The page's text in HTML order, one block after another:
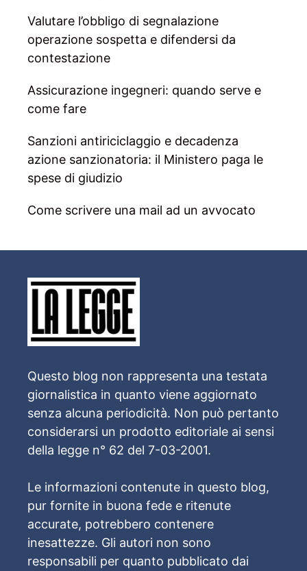
Valutare l’obbligo di segnalazione
operazione sospetta e difendersi da
contestazione
Assicurazione ingegneri: quando serve e
come fare
Sanzioni antiriciclaggio e decadenza
azione sanzionatoria: il Ministero paga le
spese di giudizio
Come scrivere una mail ad un avvocato
Questo blog non rappresenta una testata
giornalistica in quanto viene aggiornato
senza alcuna periodicità. Non può pertanto
considerarsi un prodotto editoriale ai sensi
della legge n° 62 del 7-03-2001.
Le informazioni contenute in questo blog,
pur fornite in buona fede e ritenute
accurate, potrebbero contenere
inesattezze. Gli autori non sono
responsabili per quanto pubblicato dai